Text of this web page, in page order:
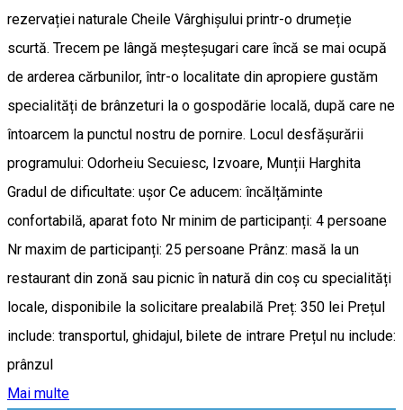
rezervației naturale Cheile Vârghișului printr-o drumeție
scurtă. Trecem pe lângă meșteșugari care încă se mai ocupă
de arderea cărbunilor, într-o localitate din apropiere gustăm
specialități de brânzeturi la o gospodărie locală, după care ne
întoarcem la punctul nostru de pornire. Locul desfășurării
programului: Odorheiu Secuiesc, Izvoare, Munții Harghita
Gradul de dificultate: ușor Ce aducem: încălțăminte
confortabilă, aparat foto Nr minim de participanți: 4 persoane
Nr maxim de participanți: 25 persoane Prânz: masă la un
restaurant din zonă sau picnic în natură din coș cu specialități
locale, disponibile la solicitare prealabilă Preț: 350 lei Prețul
include: transportul, ghidajul, bilete de intrare Prețul nu include:
prânzul
Mai multe